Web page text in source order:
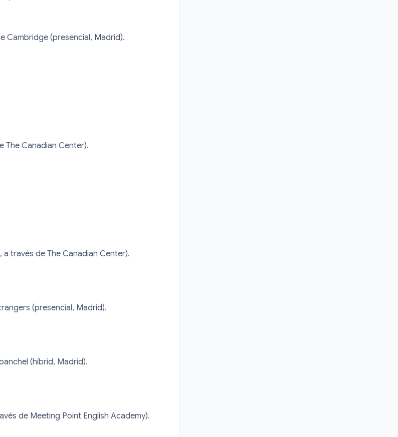
Cambridge (presencial, Madrid).
The Canadian Center).
través de The Canadian Center).
(presencial, Madrid).
(híbrid, Madrid).
de Meeting Point English Academy).